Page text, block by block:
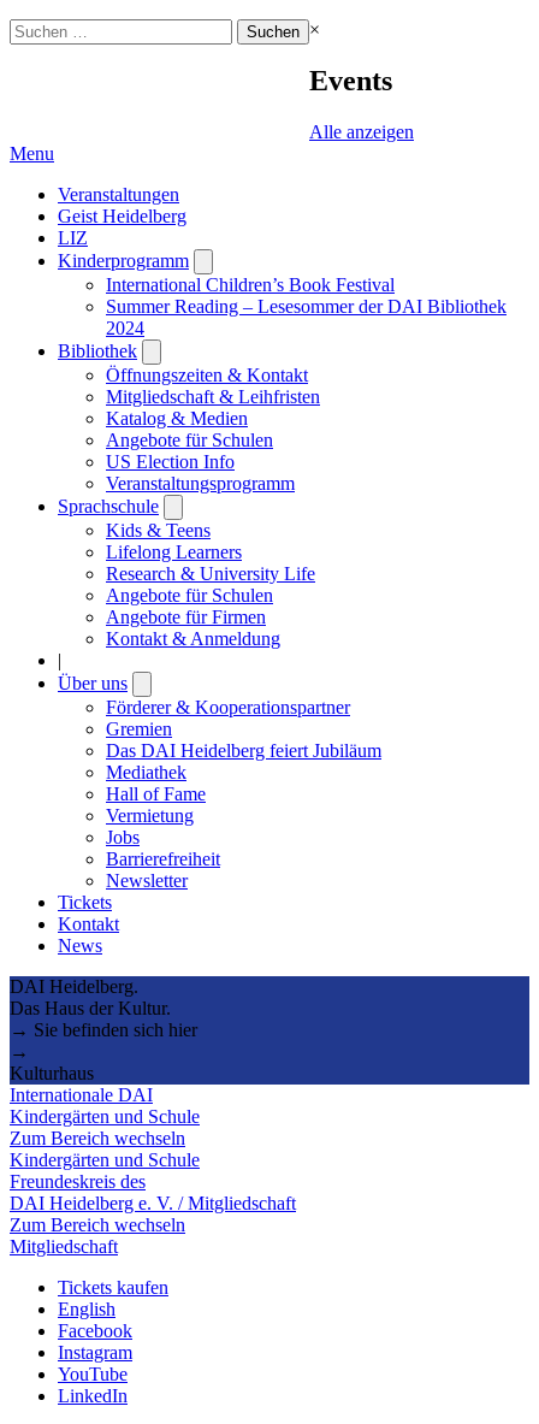
Suchen
nach:
×
Events
Alle anzeigen
Menu
Veranstaltungen
Geist Heidelberg
LIZ
Kinderprogramm
submenu
International Children’s Book Festival
Summer Reading – Lesesommer der DAI Bibliothek
2024
Bibliothek
submenu
Öffnungszeiten & Kontakt
Mitgliedschaft & Leihfristen
Katalog & Medien
Angebote für Schulen
US Election Info
Veranstaltungsprogramm
Sprachschule
submenu
Kids & Teens
Lifelong Learners
Research & University Life
Angebote für Schulen
Angebote für Firmen
Kontakt & Anmeldung
|
Über uns
submenu
Förderer & Kooperationspartner
Gremien
Das DAI Heidelberg feiert Jubiläum
Mediathek
Hall of Fame
Vermietung
Jobs
Barrierefreiheit
Newsletter
Tickets
Kontakt
News
DAI Heidelberg.
Das Haus der Kultur.
→ Sie befinden sich hier
→
Kulturhaus
Internationale DAI
Kindergärten und Schule
Zum Bereich wechseln
Kindergärten und Schule
Freundeskreis des
DAI Heidelberg e. V. / Mitgliedschaft
Zum Bereich wechseln
Mitgliedschaft
Tickets kaufen
English
Facebook
Instagram
YouTube
LinkedIn